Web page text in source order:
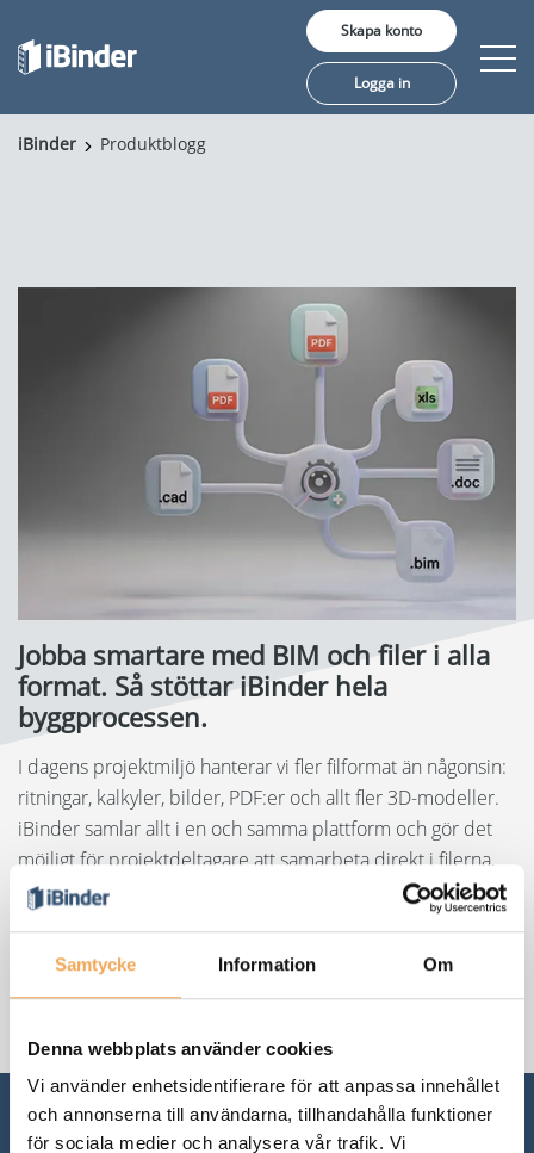
Samtycke Information Om
Denna webbplats använder cookies
Vi använder enhetsidentifierare för att anpassa innehållet
och annonserna till användarna, tillhandahålla funktioner
för sociala medier och analysera vår trafik. Vi
Insikter
Dansk
Norsk
Nederlands
Polski
Suomi
Spanska
Skapa konto
Logga in
iBinder Produktblogg
Jobba smartare med BIM och filer i alla
format. Så stöttar iBinder hela
byggprocessen.
I dagens projektmiljö hanterar vi fler filformat än någonsin:
ritningar, kalkyler, bilder, PDF:er och allt fler 3D-modeller.
iBinder samlar allt i en och samma plattform och gör det
möjligt för projektdeltagare att samarbeta direkt i filerna,
utan nedladdningar, versionstrassel eller tappad
information. Resultatet är snabbare beslut, färre fel och en
mer sammanhållen projektleverans.